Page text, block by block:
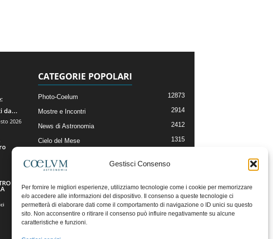
Gestisci Consenso
Per fornire le migliori esperienze, utilizziamo tecnologie come i cookie per memorizzare
e/o accedere alle informazioni del dispositivo. Il consenso a queste tecnologie ci
permetterà di elaborare dati come il comportamento di navigazione o ID unici su questo
sito. Non acconsentire o ritirare il consenso può influire negativamente su alcune
caratteristiche e funzioni.
da...
2026
CATEGORIE POPOLARI
Photo-Coelum 12873
Mostre e Incontri 2914
News di Astronomia 2412
Cielo del Mese 1315
Articoli e Risorse On-Line
Il Blog della Redazione